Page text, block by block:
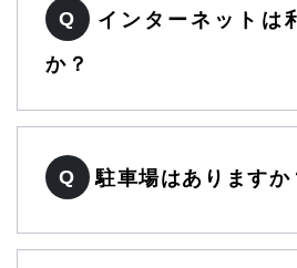
Q
インターネットは
か？
Q 駐車場はありますか